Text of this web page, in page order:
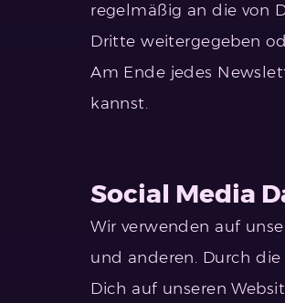
regelmäßig an die von
Dritte weitergegeben
Am Ende jedes
kannst.
Social Media
Wir verwenden auf
und anderen. Durch
Dich auf unseren